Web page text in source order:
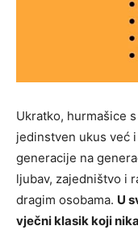
Ukratko, hurmašice
jedinstven ukus već
generacije na
ljubav, zajedništvo i
dragim osobama. U
vječni klasik koji